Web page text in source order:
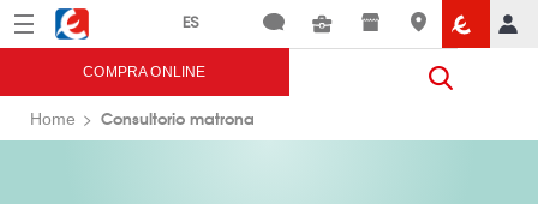
Menú Eroski
COMPRA ONLINE
Home Consultorio matrona